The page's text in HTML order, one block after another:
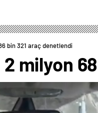
bin 321 araç denetlendi
milyon